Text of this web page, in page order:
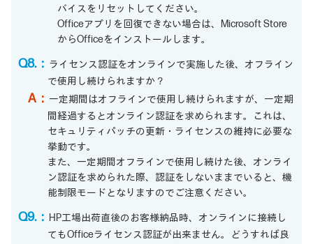
バイスをリセットしてください。
Officeアプリを回復できない場合は、Microsoft Store
からOfficeをインストールします。
Q8.： ライセンス認証をオンラインで実施した後、オフライン
で使用し続けられますか？
A： 一定期間はオフラインで使用し続けられますが、一定期
間経過するとオンライン認証を求められます。これは、
セキュリティパッチの更新・ライセンスの維持に必要な
挙動です。
また、一定期間オフラインで使用し続けた後、オンライ
ン認証を求められた際、認証をしないままでいると、機
能制限モードとなりますのでご注意ください。
Q9.： HP工場出荷直後のお客様納品時、オンラインに接続し
てもOfficeライセンス認証が出来ません。どうすれば良